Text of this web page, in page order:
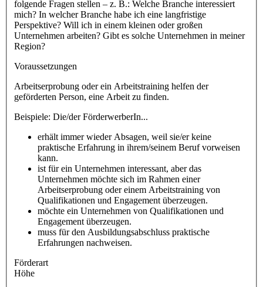
folgende Fragen stellen – z. B.: Welche Branche interessiert
mich? In welcher Branche habe ich eine langfristige
Perspektive? Will ich in einem kleinen oder großen
Unternehmen arbeiten? Gibt es solche Unternehmen in meiner
Region?
Voraussetzungen
Arbeitserprobung oder ein Arbeitstraining helfen der
geförderten Person, eine Arbeit zu finden.
Beispiele: Die/der FörderwerberIn...
erhält immer wieder Absagen, weil sie/er keine
praktische Erfahrung in ihrem/seinem Beruf vorweisen
kann.
ist für ein Unternehmen interessant, aber das
Unternehmen möchte sich im Rahmen einer
Arbeitserprobung oder einem Arbeitstraining von
Qualifikationen und Engagement überzeugen.
möchte ein Unternehmen von Qualifikationen und
Engagement überzeugen.
muss für den Ausbildungsabschluss praktische
Erfahrungen nachweisen.
Förderart
Höhe